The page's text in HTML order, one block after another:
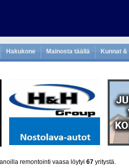
Hakukone Mainosta täällä Kunnat
remontointi vaasa löytyi 67 yritystä.